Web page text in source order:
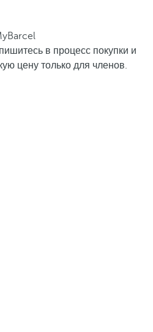
в процесс покупки и
цену только для членов.